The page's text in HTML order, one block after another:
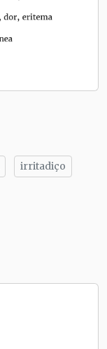
irritadiço